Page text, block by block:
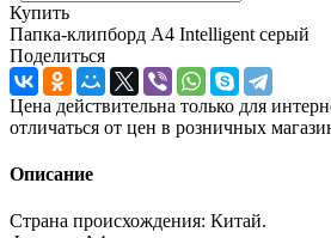
Купить
Папка-клипборд А4 Intelligent серый
Поделиться
Цена действительна только для
отличаться от цен в розничных
Описание
Страна происхождения: Китай.